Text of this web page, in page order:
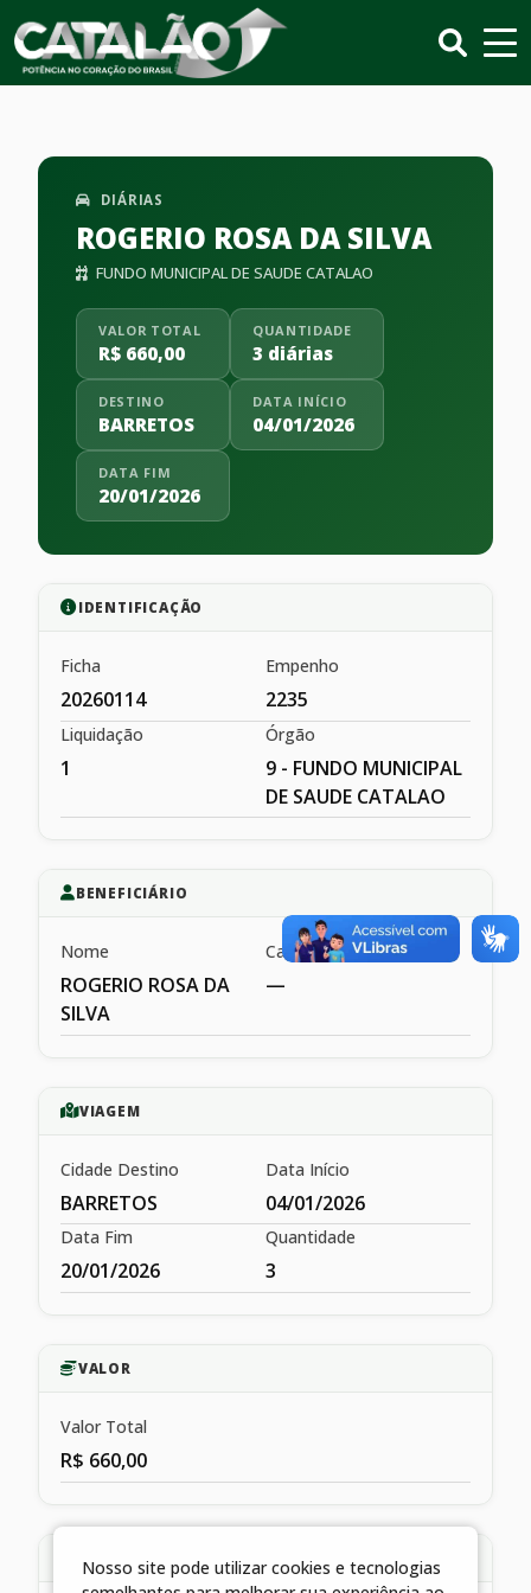
DIÁRIAS
ROGERIO ROSA DA SILVA
FUNDO MUNICIPAL DE SAUDE CATALAO
VALOR TOTAL
R$ 660,00
QUANTIDADE
3 diárias
DESTINO
BARRETOS
DATA INÍCIO
04/01/2026
DATA FIM
20/01/2026
IDENTIFICAÇÃO
Ficha
20260114
Empenho
2235
Liquidação
1
Órgão
9 - FUNDO MUNICIPAL
DE SAUDE CATALAO
BENEFICIÁRIO
Nome
ROGERIO ROSA DA
SILVA
Cargo
—
VIAGEM
Cidade Destino
BARRETOS
Data Início
04/01/2026
Data Fim
20/01/2026
Quantidade
3
VALOR
Valor Total
R$ 660,00
HISTÓRICO
Nosso site pode utilizar cookies e tecnologias